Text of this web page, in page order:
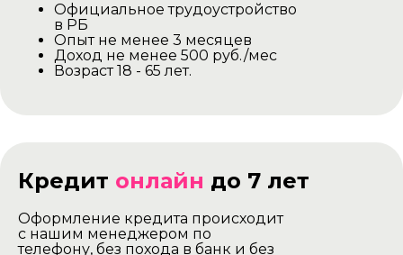
Кредит онлайн до 7 лет
Оформление кредита происходит
с нашим менеджером по
телефону, без похода в банк и без
Официальное трудоустройство
в РБ
Опыт не менее 3 месяцев
Доход не менее 500 руб./мес
Возраст 18 - 65 лет.